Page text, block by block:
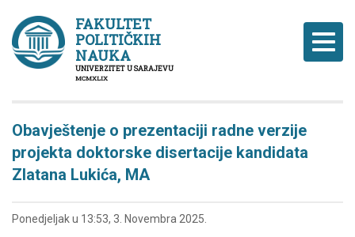
FAKULTET
POLITIČKIH
NAUKA
UNIVERZITET U SARAJEVU
MCMXLIX
Obavještenje o prezentaciji radne verzije
projekta doktorske disertacije kandidata
Zlatana Lukića, MA
Ponedjeljak u 13:53, 3. Novembra 2025.